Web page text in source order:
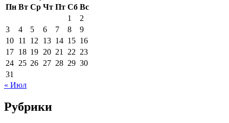
Пн Вт Ср Чт Пт Сб Вс
1
2
3
4 5 6 7 8
9
10 11 12 13 14 15 16
17 18 19 20 21 22 23
24 25 26 27 28 29 30
31
« Июл
Рубрики